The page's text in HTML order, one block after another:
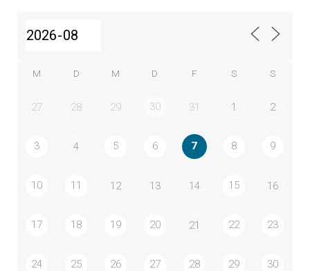
M D M D F S S
27 28 29 30 31 1 2
3 4 5 6 7 8 9
10 11 12 13 14 15 16
17 18 19 20 21 22 23
24 25 26 27 28 29 30